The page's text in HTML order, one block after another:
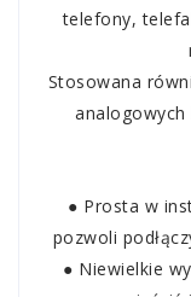
telefony,
Stosowana
analogowych
● Prosta w
pozwoli
● Niewielkie